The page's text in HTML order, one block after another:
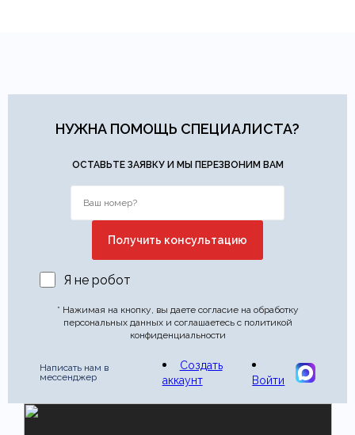
НУЖНА ПОМОЩЬ СПЕЦИАЛИСТА?
ОСТАВЬТЕ ЗАЯВКУ И МЫ ПЕРЕЗВОНИМ ВАМ
Я не робот
* Нажимая на кнопку, вы даете согласие на обработку
персональных данных и соглашаетесь с политикой
конфиденциальности
Написать нам в
мессенджер
Создать
аккаунт
Войти